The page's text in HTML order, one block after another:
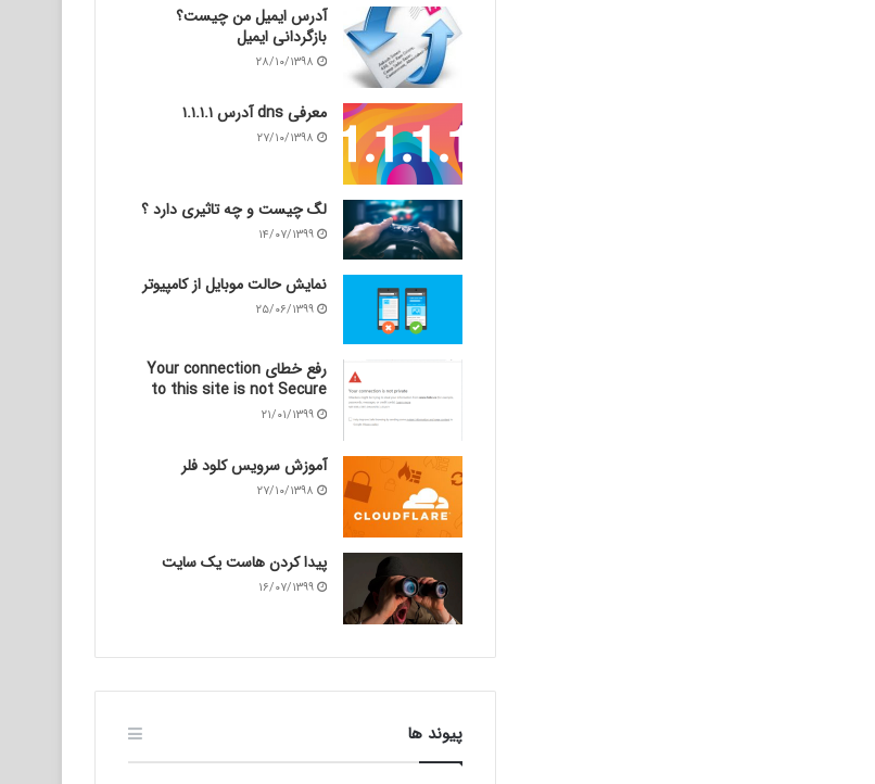
آدرس ایمیل من چیست؟
بازگردانی ایمیل
۲۸/۱۰/۱۳۹۸
معرفی dns آدرس ۱.۱.۱.۱
۲۷/۱۰/۱۳۹۸
لگ چیست و چه تاثیری دارد ؟
۱۴/۰۷/۱۳۹۹
نمایش حالت موبایل از کامپیوتر
۲۵/۰۶/۱۳۹۹
رفع خطای Your connection
to this site is not Secure
۲۱/۰۱/۱۳۹۹
آموزش سرویس کلود فلر
۲۷/۱۰/۱۳۹۸
پیدا کردن هاست یک سایت
۱۶/۰۷/۱۳۹۹
پیوند ها